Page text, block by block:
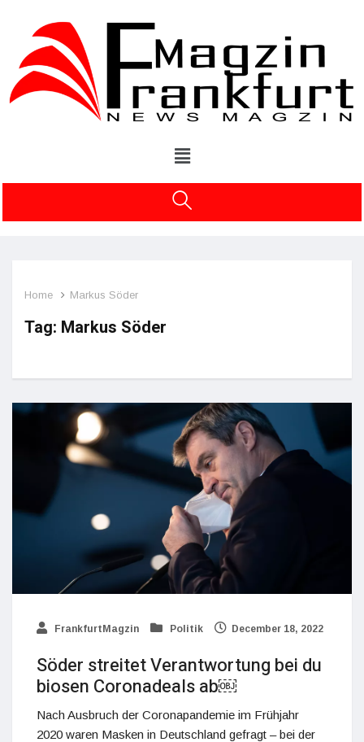
Home Markus Söder
Tag: Markus Söder
FrankfurtMagzin Politik December 18, 2022
Söder streitet Verantwortung bei du
biosen Coronadeals ab￼
Nach Ausbruch der Coronapandemie im Frühjahr
2020 waren Masken in Deutschland gefragt – bei der